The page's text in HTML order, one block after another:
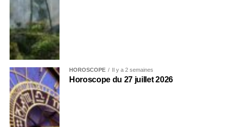
HOROSCOPE Il y a 2 semaines
Horoscope du 27 juillet 2026